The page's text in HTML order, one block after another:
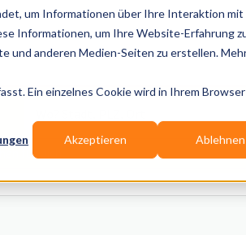
um Informationen über Ihre Interaktion mit
Informationen, um Ihre Website-Erfahrung
und anderen Medien-Seiten zu erstellen.
Ein einzelnes Cookie wird in Ihrem Browser
Akzeptieren Ablehnen
Branchen-Infos Services
für Dich